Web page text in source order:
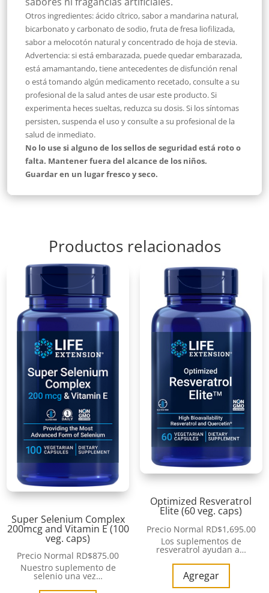
Otros ingredientes:ácido cítrico, sabor a mandarina natural,
bicarbonato y carbonato de sodio, fruta de fresa liofilizada,
sabor a melocotón natural y concentrado de hoja de stevia.
Advertencia:si está embarazada, puede quedar embarazada,
está amamantando, tiene antecedentes de disfunción renal
o está tomando algún medicamento recetado, consulte a su
profesional de la salud antes de usar este producto. Si
experimenta heces sueltas, reduzca su dosis. Si los síntomas
persisten, suspenda el uso y consulte a su profesional de la
salud de inmediato.
No lo use si alguno de los sellos de seguridad está roto o
falta. Mantener fuera del alcance de los niños.
Guardar en un lugar fresco y seco.
Productos relacionados
Super Selenium Complex
200mcg and Vitamin E (100
veg. caps)
Precio Normal RD$875.00
Nuestro suplemento de
selenio una vez…
Optimized Resveratrol
Elite (60 veg. caps)
Precio Normal RD$1,695.00
Los suplementos de
resveratrol ayudan a…
Agregar